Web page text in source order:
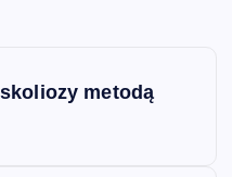
metodą